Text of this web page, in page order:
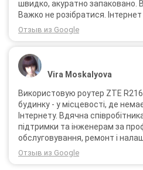
швидко, акуратно запаковано.
Важко не розібратися.
Отзыв из Google
Vira Moskalyova
Використовую роутер ZTE
будинку - у місцевості, де
Інтернету. Вдячна
підтримки та інженерам за професійне і
обслуговування, ремонт і
Через 3 роки після покупки я
тоді рішення придбати обладнання
Отзыв из Google